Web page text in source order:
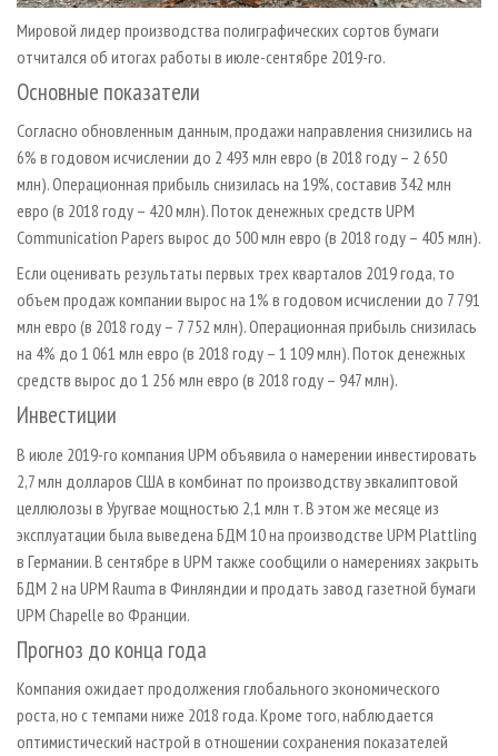
Мировой лидер производства полиграфических сортов бумаги
отчитался об итогах работы в июле-сентябре 2019-го.
Основные показатели
Согласно обновленным данным, продажи направления снизились на
6% в годовом исчислении до 2 493 млн евро (в 2018 году – 2 650
млн). Операционная прибыль снизилась на 19%, составив 342 млн
евро (в 2018 году – 420 млн). Поток денежных средств UPM
Communication Papers вырос до 500 млн евро (в 2018 году – 405 млн).
Если оценивать результаты первых трех кварталов 2019 года, то
объем продаж компании вырос на 1% в годовом исчислении до 7 791
млн евро (в 2018 году – 7 752 млн). Операционная прибыль снизилась
на 4% до 1 061 млн евро (в 2018 году – 1 109 млн). Поток денежных
средств вырос до 1 256 млн евро (в 2018 году – 947 млн).
Инвестиции
В июле 2019-го компания UPM объявила о намерении инвестировать
2,7 млн долларов США в комбинат по производству эвкалиптовой
целлюлозы в Уругвае мощностью 2,1 млн т. В этом же месяце из
эксплуатации была выведена БДМ 10 на производстве UPM Plattling
в Германии. В сентябре в UPM также сообщили о намерениях закрыть
БДМ 2 на UPM Rauma в Финляндии и продать завод газетной бумаги
UPM Chapelle во Франции.
Прогноз до конца года
Компания ожидает продолжения глобального экономического
роста, но с темпами ниже 2018 года. Кроме того, наблюдается
оптимистический настрой в отношении сохранения показателей